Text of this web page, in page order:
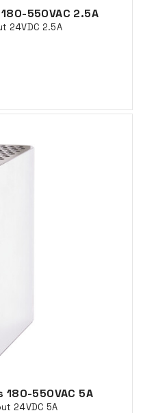
550VAC 2.5A
24VDC 2.5A
550VAC 5A
24VDC 5A